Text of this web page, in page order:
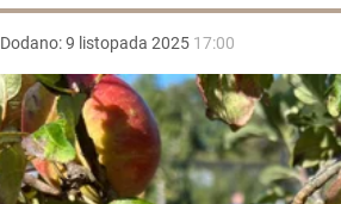
Dodano:9 listopada 2025 17:00